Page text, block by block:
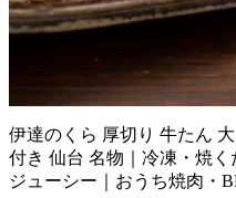
伊達のくら 厚切り 牛たん
付き 仙台 名物｜冷凍・焼
ジューシー｜おうち焼肉・